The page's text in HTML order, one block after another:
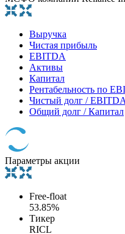
Выручка
Чистая прибыль
EBITDA
Активы
Капитал
Рентабельность по
Чистый долг /
Общий долг / Капитал
Параметры акции
Free-float
53.85%
Тикер
RICL